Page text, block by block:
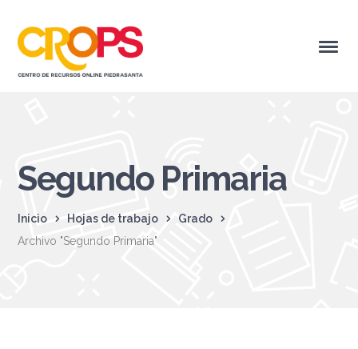
Segundo Primaria
Inicio Hojas de trabajo
Grado
Archivo "Segundo Primaria"